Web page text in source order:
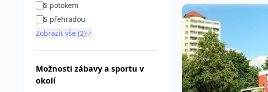
S potokem
S přehradou
Zobrazit vše (2)
Možnosti zábavy a sportu v
okolí